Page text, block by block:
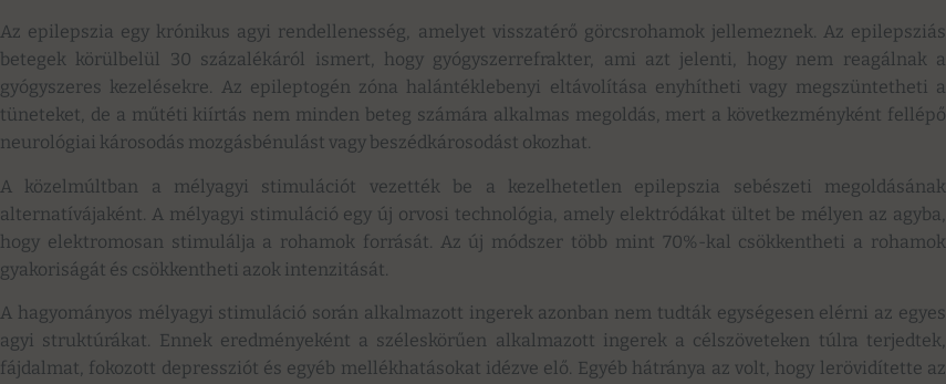
Az epilepszia egy krónikus agyi rendellenesség, amelyet visszatérő görcsrohamok jellemeznek. Az epilepsziás
betegek körülbelül 30 százalékáról ismert, hogy gyógyszerrefrakter, ami azt jelenti, hogy nem reagálnak a
gyógyszeres kezelésekre. Az epileptogén zóna halántéklebenyi eltávolítása enyhítheti vagy megszüntetheti a
tüneteket, de a műtéti kiírtás nem minden beteg számára alkalmas megoldás, mert a következményként fellépő
neurológiai károsodás mozgásbénulást vagy beszédkárosodást okozhat.
A közelmúltban a mélyagyi stimulációt vezették be a kezelhetetlen epilepszia sebészeti megoldásának
alternatívájaként. A mélyagyi stimuláció egy új orvosi technológia, amely elektródákat ültet be mélyen az agyba,
hogy elektromosan stimulálja a rohamok forrását. Az új módszer több mint 70%-kal csökkentheti a rohamok
gyakoriságát és csökkentheti azok intenzitását.
A hagyományos mélyagyi stimuláció során alkalmazott ingerek azonban nem tudták egységesen elérni az egyes
agyi struktúrákat. Ennek eredményeként a széleskörűen alkalmazott ingerek a célszöveteken túlra terjedtek,
fájdalmat, fokozott depressziót és egyéb mellékhatásokat idézve elő. Egyéb hátránya az volt, hogy lerövidítette az